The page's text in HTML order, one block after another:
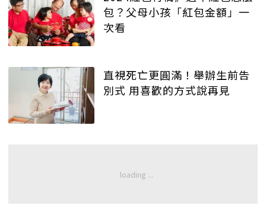
包？父母小孩「紅包金額」一
次看
直視死亡更圓滿！舉辦生前告
別式 用喜歡的方式說再見